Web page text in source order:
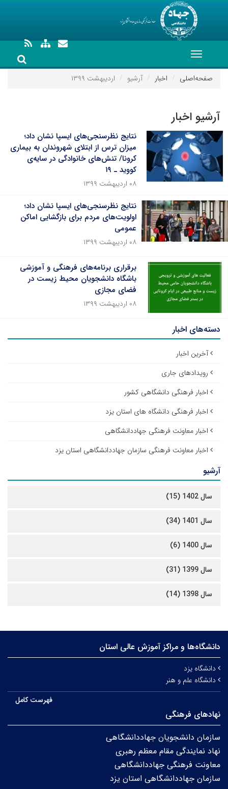
Toggle
navigation
صفحه‌اصلی
اخبار آرشیو اردیبهشت ۱۳۹۹
آرشیو اخبار
نتایج نظرسنجی‌های ایسپا نشان داد؛
میزان ترس از ابتلای شهروندان به بیماری
کرونا/ تنش‌های خانوادگی در سایه‌ی
کووید ـ ۱۹
۰۸ اردیبهشت ۱۳۹۹
نتایج نظرسنجی‌های ایسپا نشان داد؛
اولویت‌های مردم برای بازگشایی اماکن
عمومی
۰۸ اردیبهشت ۱۳۹۹
برقراری برنامه‌های فرهنگی و آموزشی
باشگاه دانشجویان محیط زیست در
فضای مجازی
۰۸ اردیبهشت ۱۳۹۹
دسته‌های اخبار
آخرین اخبار
رویدادهای جاری
اخبار فرهنگی دانشگاهی کشور
اخبار فرهنگی دانشگاه های استان یزد
اخبار معاونت فرهنگی جهاددانشگاهی
اخبار معاونت فرهنگی سازمان جهاددانشگاهی استان یزد
آرشیو
سال 1402 (15)
سال 1401 (34)
سال 1400 (6)
سال 1399 (31)
سال 1398 (14)
دانشگاه‌ها و مراکز آموزش عالی استان
دانشگاه یزد
دانشگاه علم و هنر
فهرست کامل
نهادهای فرهنگی
سازمان دانشجویان جهاددانشگاهی
نهاد نمایندگی مقام معظم رهبری
معاونت فرهنگی جهاددانشگاهی
سازمان جهاددانشگاهی استان یزد